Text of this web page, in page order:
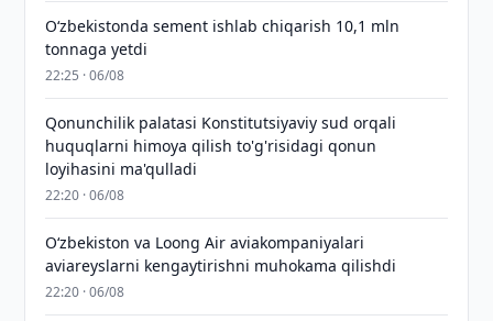
O‘zbekistonda sement ishlab chiqarish 10,1 mln
tonnaga yetdi
22:25 · 06/08
Qonunchilik palatasi Konstitutsiyaviy sud orqali
huquqlarni himoya qilish to'g'risidagi qonun
loyihasini ma'qulladi
22:20 · 06/08
Oʻzbekiston va Loong Air aviakompaniyalari
aviareyslarni kengaytirishni muhokama qilishdi
22:20 · 06/08